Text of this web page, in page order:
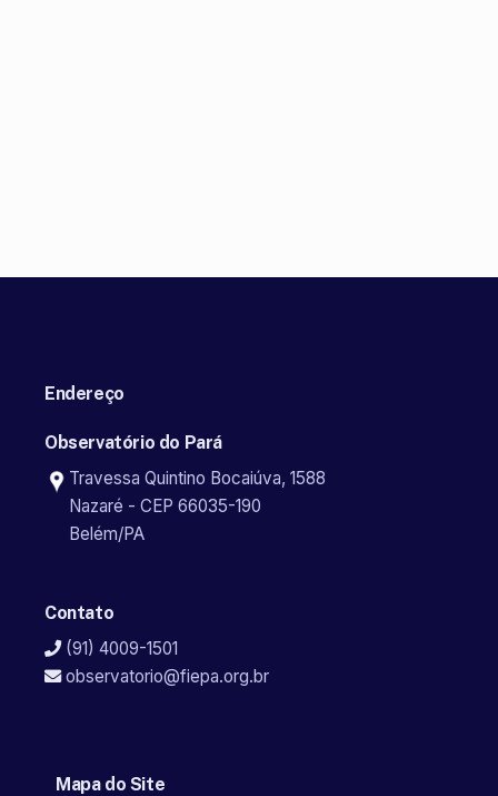
Endereço
Observatório do Pará
Travessa Quintino Bocaiúva, 1588
Nazaré - CEP 66035-190
Belém/PA
Contato
(91) 4009-1501
observatorio@fiepa.org.br
Mapa do Site